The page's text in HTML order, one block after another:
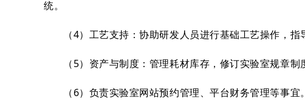
统。
（4）工艺支持：协助研发人员进行基础工艺操作，指
（5）资产与制度：管理耗材库存，修订实验室规章制
（6）负责实验室网站预约管理、平台财务管理等事宜。